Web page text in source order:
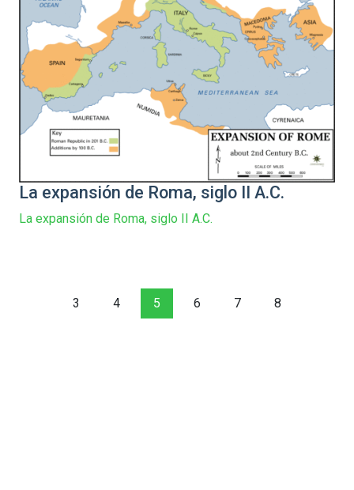
La expansión de Roma, siglo II A.C.
La expansión de Roma, siglo II A.C.
3 4 5 6 7 8